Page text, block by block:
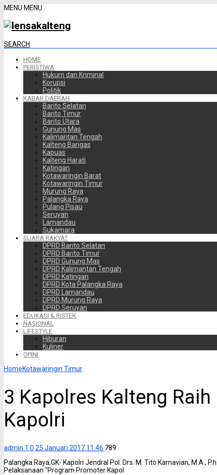
MENU MENU
SEARCH
HOME
PERISTIWA
Hukum dan Kriminal
Korupsi
Politik
KABAR DAERAH
Barito Selatan
Barito Timur
Barito Utara
Gunung Mas
Kalimantan Tengah
Kalteng Barigas
Kapuas
Kalteng Harati
Katingan
Kotawaringin Barat
Kotawaringin Timur
Murung Raya
Palangka Raya
Pulang Pisau
Seruyan
Lamandau
Sukamara
SUARA RAKYAT
DPRD Barito Selatan
DPRD Barito Timur
DPRD Gunung Mas
DPRD Kalimantan Tengah
DPRD Katingan
DPRD Kota Palangka Raya
DPRD Lamandau
DPRD Murung Raya
DPRD Seruyan
EDUKASI & RISTEK
NASIONAL
LIFESTYLE
Hiburan
Kuliner
OPINI
HomeKotawaringin Timur
3 Kapolres Kalteng
Kapolri
admin 1 0 25 Januari 2017 11:46 789
Palangka Raya,GK- Kapolri Jendral Pol. Drs. M. Tito Karnavian, M.A.,
Pelaksanaan "Program Promoter Kapol